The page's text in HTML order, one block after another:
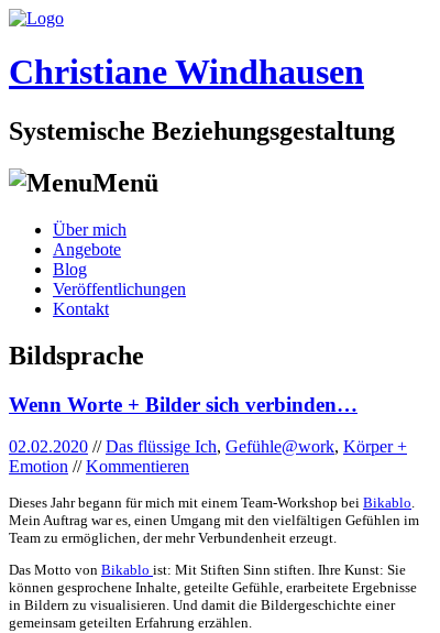
Christiane Windhausen
Systemische Beziehungsgestaltung
Menü
Skip
content
Über mich
Angebote
Blog
Veröffentlichungen
Kontakt
Bildsprache
Wenn Worte + Bilder sich verbinden…
02.02.2020 //Das flüssige Ich, Gefühle@work, Körper +
Emotion //Kommentieren
Dieses Jahr begann für mich mit einem Team-Workshop bei Bikablo.
Mein Auftrag war es, einen Umgang mit den vielfältigen Gefühlen im
Team zu ermöglichen, der mehr Verbundenheit erzeugt.
Das Motto von Bikablo ist: Mit Stiften Sinn stiften. Ihre Kunst: Sie
können gesprochene Inhalte, geteilte Gefühle, erarbeitete Ergebnisse
in Bildern zu visualisieren. Und damit die Bildergeschichte einer
gemeinsam geteilten Erfahrung erzählen.